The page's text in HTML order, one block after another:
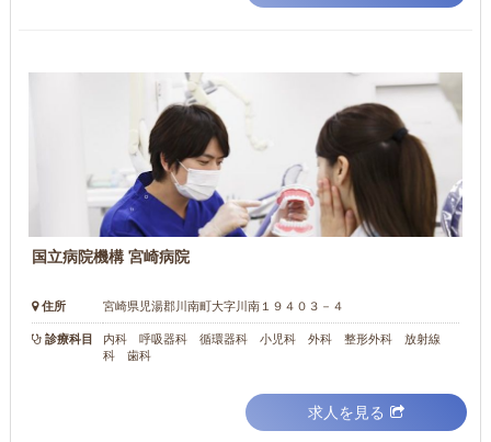
国立病院機構 宮崎病院
住所 宮崎県児湯郡川南町大字川南１９４０３－４
診療科目
内科 呼吸器科 循環器科 小児科 外科 整形外科 放射線
科 歯科
求人を見る